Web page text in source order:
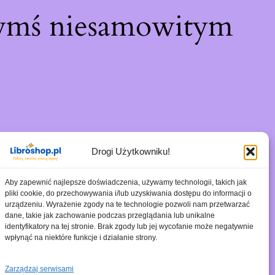
Drogi Użytkowniku!
Aby zapewnić najlepsze doświadczenia, używamy technologii, takich jak
pliki cookie, do przechowywania i/lub uzyskiwania dostępu do informacji o
urządzeniu. Wyrażenie zgody na te technologie pozwoli nam przetwarzać
dane, takie jak zachowanie podczas przeglądania lub unikalne
identyfikatory na tej stronie. Brak zgody lub jej wycofanie może negatywnie
wpłynąć na niektóre funkcje i działanie strony.
Zarządzaj serwisami
niesamowitym